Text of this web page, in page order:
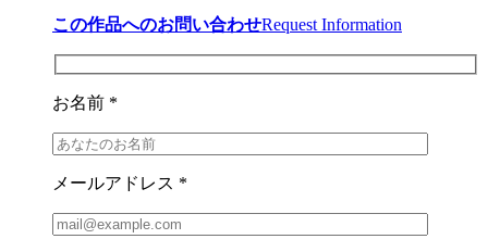
この作品へのお問い合わせRequest Information
お名前 *
メールアドレス *